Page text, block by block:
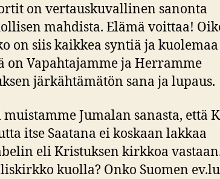
on vertauskuvallinen sanonta
mahdista. Elämä voittaa!
on siis kaikkea syntiä ja kuolemaa
on Vapahtajamme ja Herramme
järkähtämätön sana ja lupaus.
muistamme Jumalan sanasta, että
itse Saatana ei koskaan lakkaa
eli Kristuksen kirkkoa
kuolla? Onko Suomen